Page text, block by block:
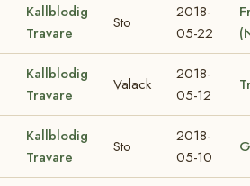
Kallblodig
Travare
Sto
2018-
05-22
Kallblodig
Travare
Valack
2018-
05-12
Kallblodig
Travare
Sto
2018-
05-10